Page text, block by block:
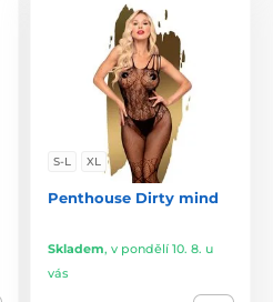
S-L XL
Penthouse Dirty mind
Skladem, v pondělí 10. 8. u
vás